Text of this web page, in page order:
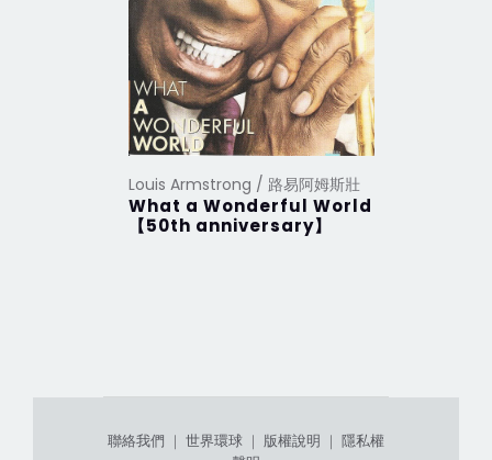
Louis Armstrong / 路易阿姆斯壯
What a Wonderful World
【50th anniversary】
聯絡我們 ｜ 世界環球 ｜ 版權說明 ｜ 隱私權